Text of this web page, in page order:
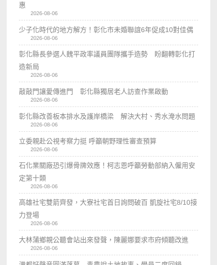
惠
2026-08-06
少子化時代的地方解方！彰化市未婚聯誼6年促成10對佳偶
2026-08-06
彰化縣長參選人魏平政率議員團隊攜手造勢 盼翻轉彰化打
造新局
2026-08-06
敲敲門讓愛傳進門 彰化縣獨居老人訪查作業啟動
2026-08-06
彰化縣改善板本排水及護岸橋梁 解決大村、秀水淹水問題
2026-08-06
立委親赴公視考察力挺 呼籲朝野理性審查預算
2026-08-06
石化業關廠恐引爆骨牌效應！柯志恩呼籲勞動部納入僱用安
定第十類
2026-08-06
高雄社宅雙箭齊發，大寮社宅首日詢問破百 凱旋社宅8/10接
力登場
2026-08-06
大林蒲鄉親公聽會站出來發聲，陳麗娜要求市府傾聽改進
2026-08-06